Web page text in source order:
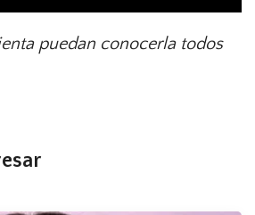
puedan conocerla todos